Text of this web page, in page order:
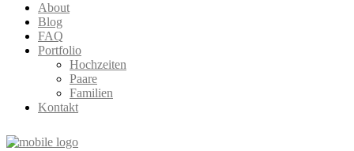
About
Blog
FAQ
Portfolio
Hochzeiten
Paare
Familien
Kontakt